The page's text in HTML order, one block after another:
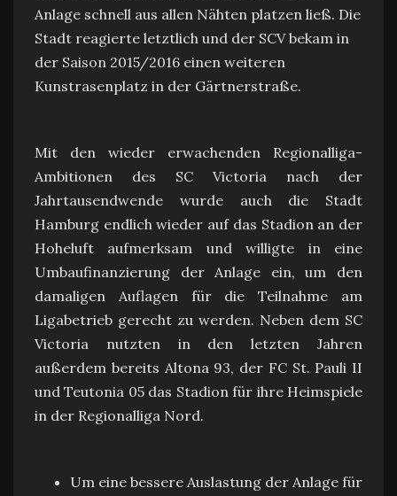
Anlage schnell aus allen Nähten platzen ließ. Die
Stadt reagierte letztlich und der SCV bekam in
der Saison 2015/2016 einen weiteren
Kunstrasenplatz in der Gärtnerstraße.
Mit den wieder erwachenden Regionalliga-
Ambitionen des SC Victoria nach der
Jahrtausendwende wurde auch die Stadt
Hamburg endlich wieder auf das Stadion an der
Hoheluft aufmerksam und willigte in eine
Umbaufinanzierung der Anlage ein, um den
damaligen Auflagen für die Teilnahme am
Ligabetrieb gerecht zu werden. Neben dem SC
Victoria nutzten in den letzten Jahren
außerdem bereits Altona 93, der FC St. Pauli II
und Teutonia 05 das Stadion für ihre Heimspiele
in der Regionalliga Nord.
Um eine bessere Auslastung der Anlage für